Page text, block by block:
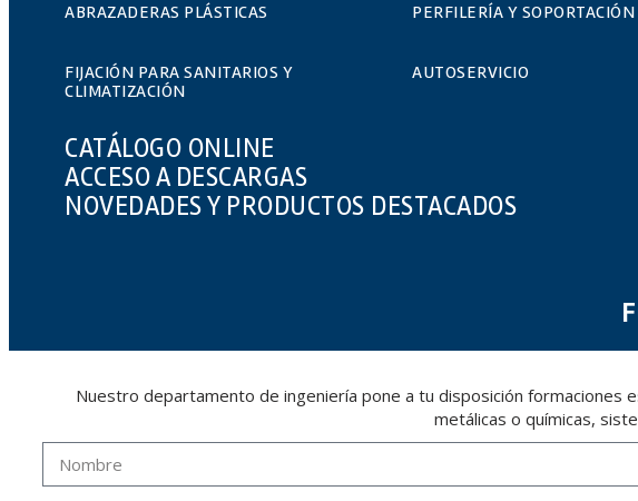
ABRAZADERAS PLÁSTICAS PERFILERÍA Y SOPORTACIÓN
FIJACIÓN PARA SANITARIOS Y
CLIMATIZACIÓN
AUTOSERVICIO
CATÁLOGO ONLINE
ACCESO A DESCARGAS
NOVEDADES Y PRODUCTOS DESTACADOS
Nuestro departamento de ingeniería pone a tu disposición formaciones
metálicas o químicas,